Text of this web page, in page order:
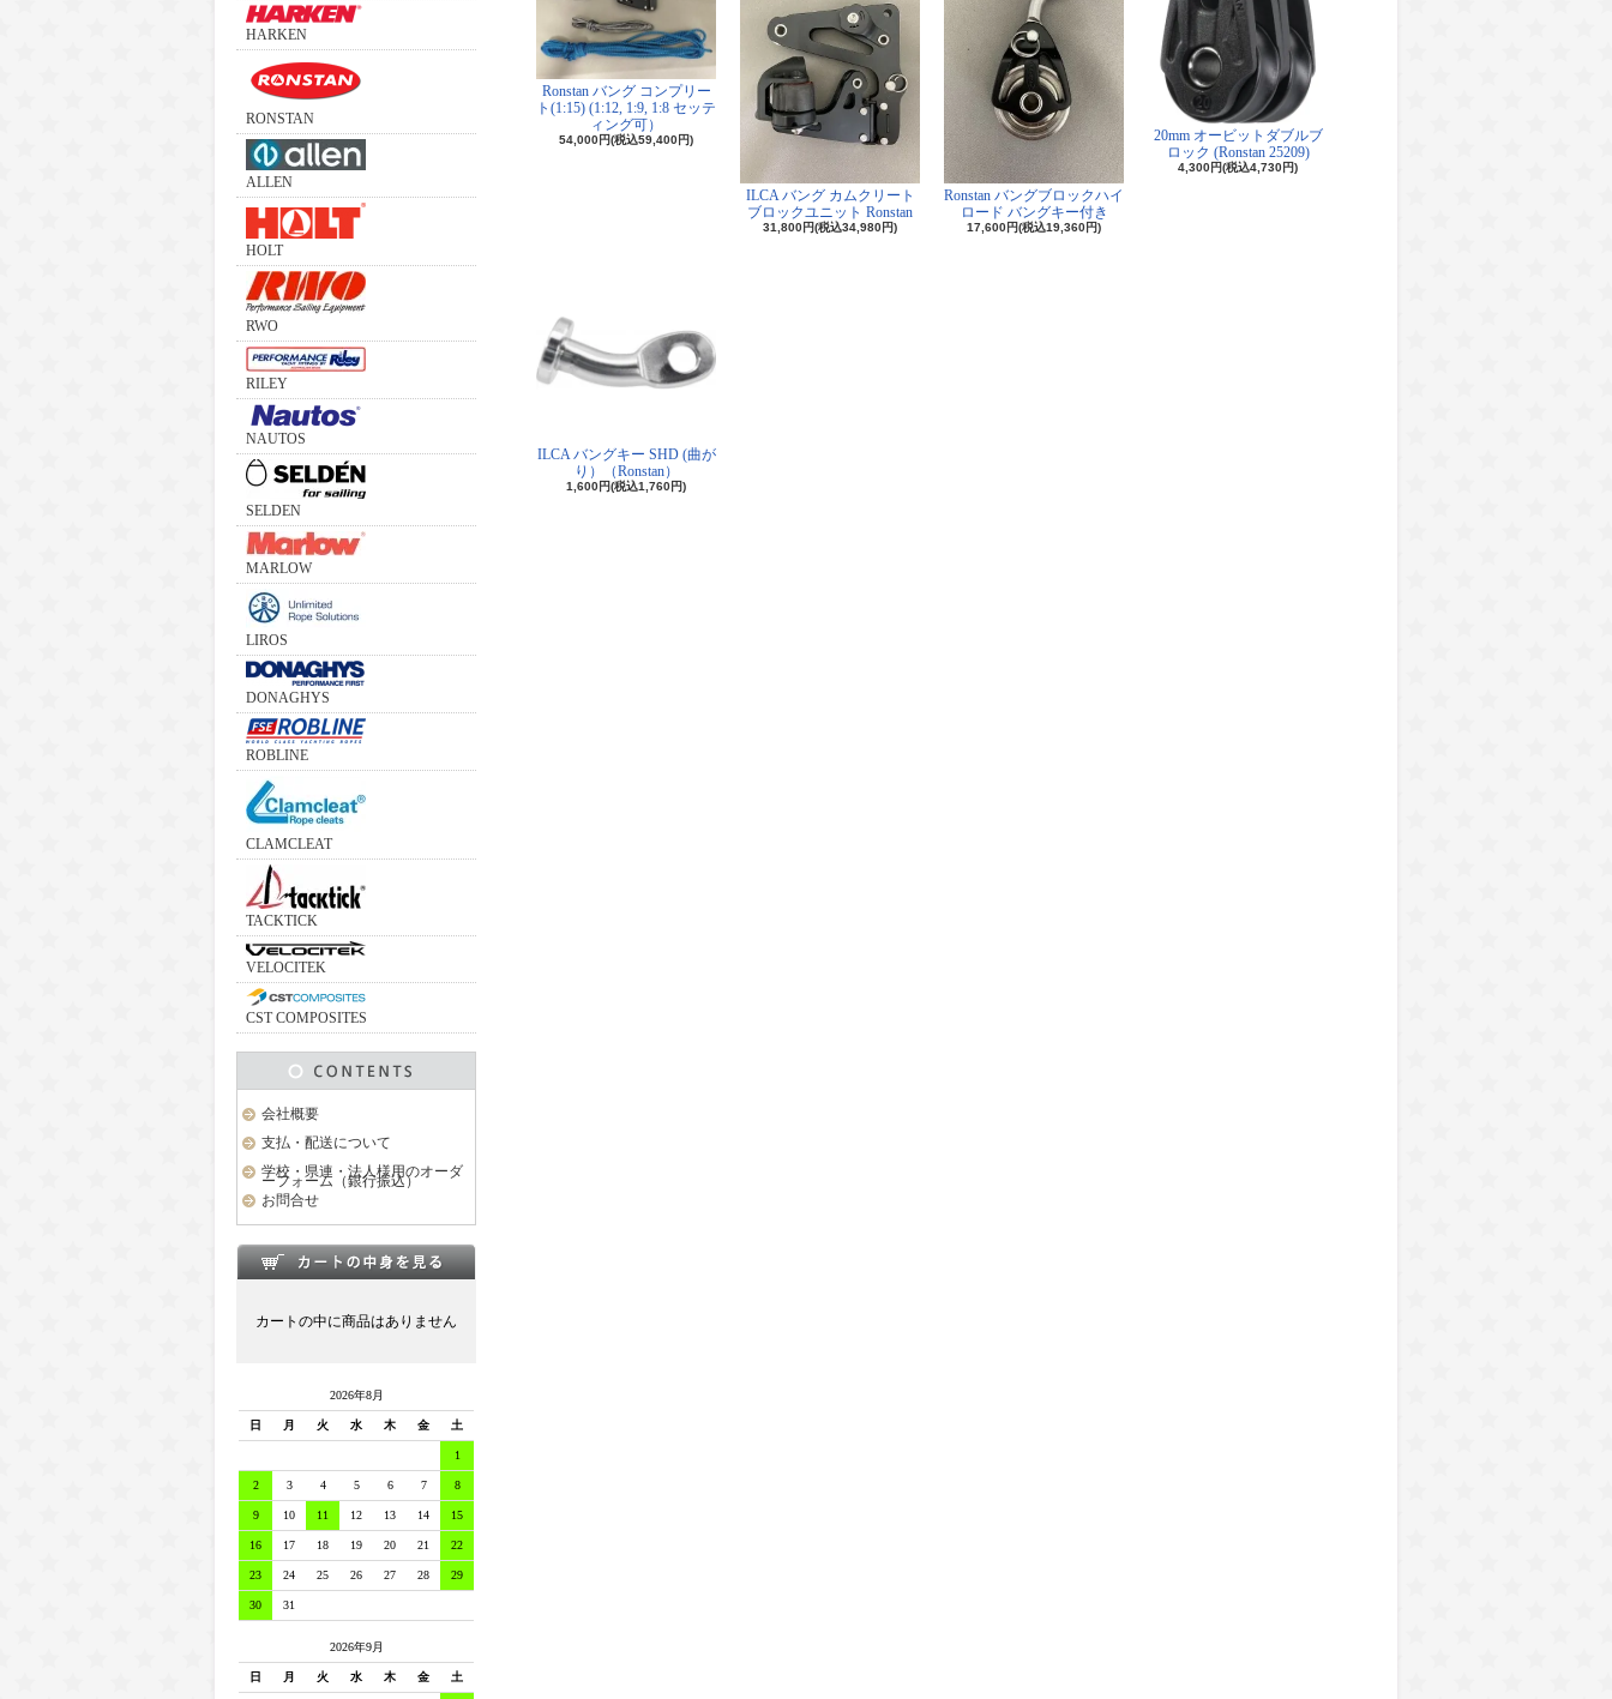
HARKEN
RONSTAN
ALLEN
HOLT
RWO
RILEY
NAUTOS
SELDEN
MARLOW
LIROS
DONAGHYS
ROBLINE
CLAMCLEAT
TACKTICK
VELOCITEK
CST COMPOSITES
会社概要
支払・配送について
学校・県連・法人様用のオーダ
ーフォーム（銀行振込）
お問合せ
カートの中に商品はありません
2026年8月
日 月 火 水 木 金 土
1
2 3 4 5 6 7 8
9 10 11 12 13 14 15
16 17 18 19 20 21 22
23 24 25 26 27 28 29
30 31
2026年9月
日 月 火 水 木 金 土
Ronstan バング コンプリー
ト(1:15) (1:12, 1:9, 1:8 セッテ
ィング可）
54,000円(税込59,400円)
ILCA バング カムクリート
ブロックユニット Ronstan
31,800円(税込34,980円)
Ronstan バングブロックハイ
ロード バングキー付き
17,600円(税込19,360円)
20mm オービットダブルブ
ロック (Ronstan 25209)
4,300円(税込4,730円)
ILCA バングキー SHD (曲が
り）（Ronstan）
1,600円(税込1,760円)